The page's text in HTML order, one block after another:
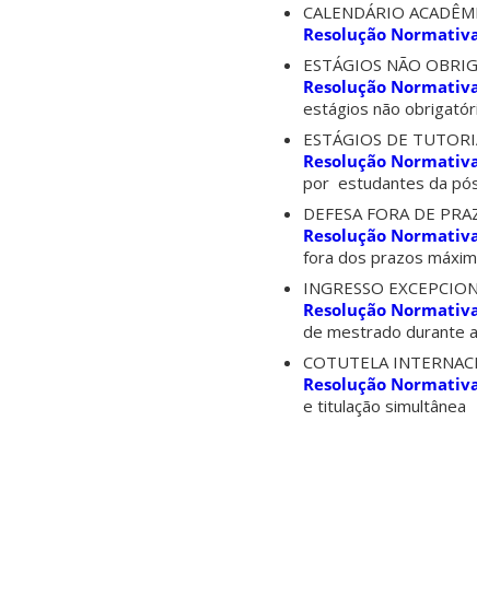
CALENDÁRIO
Resolução
ESTÁGIOS NÃO
Resolução
estágios não
ESTÁGIOS DE
Resolução
por estudantes da
DEFESA FORA DE
Resolução
fora dos prazos
INGRESSO
Resolução
de mestrado durante
COTUTELA
Resolução
e titulação simultânea